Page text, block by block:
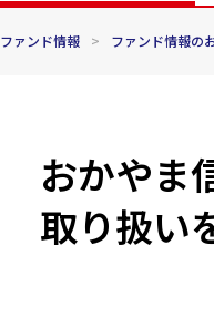
ファンド情報 > ファンド情報の
おかやま
取り扱い